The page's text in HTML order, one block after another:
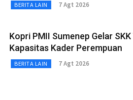
BERITA LAIN 7 Agt 2026
Kopri PMII Sumenep Gelar
Kapasitas Kader Perempuan
BERITA LAIN 7 Agt 2026